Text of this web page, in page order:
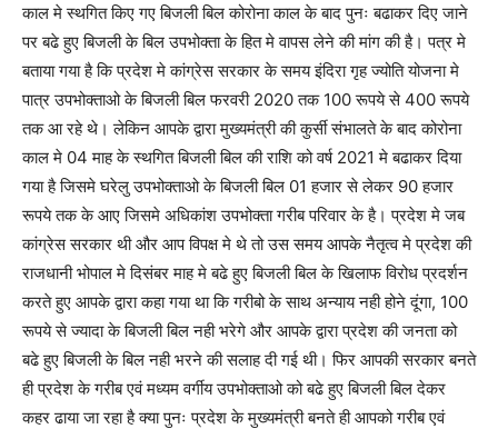
काल मे स्थगित किए गए बिजली बिल कोरोना काल के बाद पुनः बढाकर दिए जाने
पर बढे हुए बिजली के बिल उपभोक्ता के हित मे वापस लेने की मांग की है। पत्र मे
बताया गया है कि प्रदेश मे कांग्रेस सरकार के समय इंदिरा गृह ज्योति योजना मे
पात्र उपभोक्ताओ के बिजली बिल फरवरी 2020 तक 100 रूपये से 400 रूपये
तक आ रहे थे। लेकिन आपके द्वारा मुख्यमंत्री की कुर्सी संभालते के बाद कोरोना
काल मे 04 माह के स्थगित बिजली बिल की राशि को वर्ष 2021 मे बढाकर दिया
गया है जिसमे घरेलु उपभोक्ताओ के बिजली बिल 01 हजार से लेकर 90 हजार
रूपये तक के आए जिसमे अधिकांश उपभोक्ता गरीब परिवार के है। प्रदेश मे जब
कांग्रेस सरकार थी और आप विपक्ष मे थे तो उस समय आपके नैतृत्व मे प्रदेश की
राजधानी भोपाल मे दिसंबर माह मे बढे हुए बिजली बिल के खिलाफ विरोध प्रदर्शन
करते हुए आपके द्वारा कहा गया था कि गरीबो के साथ अन्याय नही होने दूंगा, 100
रूपये से ज्यादा के बिजली बिल नही भरेगे और आपके द्वारा प्रदेश की जनता को
बढे हुए बिजली के बिल नही भरने की सलाह दी गई थी। फिर आपकी सरकार बनते
ही प्रदेश के गरीब एवं मध्यम वर्गीय उपभोक्ताओ को बढे हुए बिजली बिल देकर
कहर ढाया जा रहा है क्या पुनः प्रदेश के मुख्यमंत्री बनते ही आपको गरीब एवं